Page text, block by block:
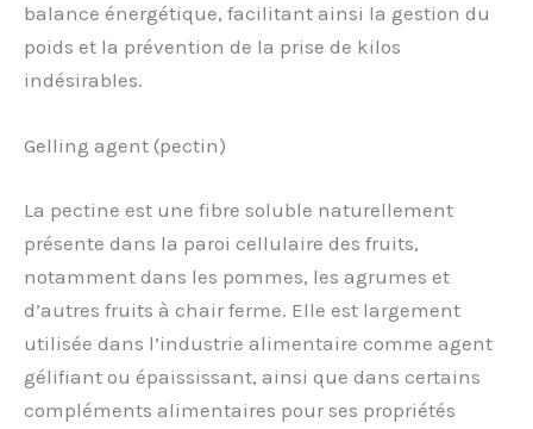
balance énergétique, facilitant ainsi la gestion du
poids et la prévention de la prise de kilos
indésirables.
Gelling agent (pectin)
La pectine est une fibre soluble naturellement
présente dans la paroi cellulaire des fruits,
notamment dans les pommes, les agrumes et
d’autres fruits à chair ferme. Elle est largement
utilisée dans l’industrie alimentaire comme agent
gélifiant ou épaississant, ainsi que dans certains
compléments alimentaires pour ses propriétés